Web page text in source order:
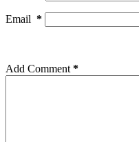
Email *
Add Comment *